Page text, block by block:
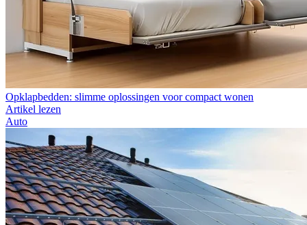
Opklapbedden: slimme oplossingen voor compact wonen
Artikel lezen
Auto